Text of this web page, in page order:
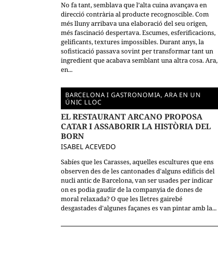
No fa tant, semblava que l’alta cuina avançava en
direcció contrària al producte recognoscible. Com
més lluny arribava una elaboració del seu origen,
més fascinació despertava. Escumes, esferificacions,
gelificants, textures impossibles. Durant anys, la
sofisticació passava sovint per transformar tant un
ingredient que acabava semblant una altra cosa. Ara,
en...
BARCELONA I GASTRONOMIA, ARA EN UN
ÚNIC LLOC
EL RESTAURANT ARCANO PROPOSA
CATAR I ASSABORIR LA HISTÒRIA DEL
BORN
ISABEL ACEVEDO
Sabíes que les Carasses, aquelles escultures que ens
observen des de les cantonades d'alguns edificis del
nucli antic de Barcelona, van ser usades per indicar
on es podia gaudir de la companyia de dones de
moral relaxada? O que les lletres gairebé
desgastades d'algunes façanes es van pintar amb la...